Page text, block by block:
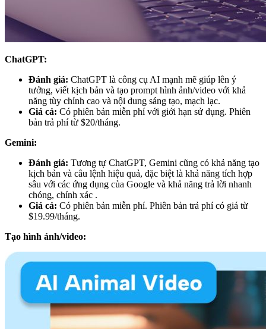
ChatGPT:
Đánh giá: ChatGPT là công cụ AI mạnh mẽ giúp lên ý
tưởng, viết kịch bản và tạo prompt hình ảnh/video với khả
năng tùy chỉnh cao và nội dung sáng tạo, mạch lạc.
Giá cả: Có phiên bản miễn phí với giới hạn sử dụng. Phiên
bản trả phí từ $20/tháng.
Gemini:
Đánh giá: Tương tự ChatGPT, Gemini cũng có khả năng tạo
kịch bản và câu lệnh hiệu quả, đặc biệt là khả năng tích hợp
sâu với các ứng dụng của Google và khả năng trả lời nhanh
chóng, chính xác .
Giá cả: Có phiên bản miễn phí. Phiên bản trả phí có giá từ
$19.99/tháng.
Tạo hình ảnh/video: